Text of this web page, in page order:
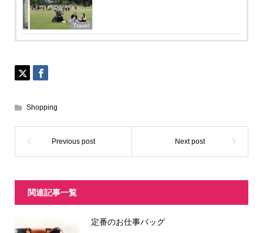
Travel
Shopping
関連記事一覧
定番のお仕事バッグ